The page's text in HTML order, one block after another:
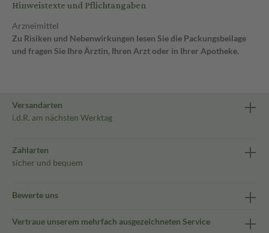
Hinweistexte und Pflichtangaben
Arzneimittel
Zu Risiken und Nebenwirkungen lesen Sie die Packungsbeilage
und fragen Sie Ihre Ärztin, Ihren Arzt oder in Ihrer Apotheke.
Versandarten
i.d.R. am nächsten Werktag
Zahlarten
sicher und bequem
Bewerte uns
Vertraue unserem mehrfach ausgezeichneten Service